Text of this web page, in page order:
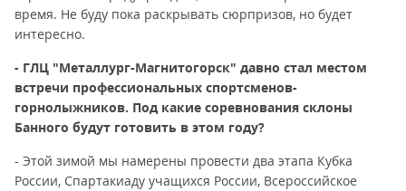
время. Не буду пока раскрывать сюрпризов, но будет
интересно.
- ГЛЦ "Металлург-Магнитогорск" давно стал местом
встречи профессиональных спортсменов-
горнолыжников. Под какие соревнования склоны
Банного будут готовить в этом году?
- Этой зимой мы намерены провести два этапа Кубка
России, Спартакиаду учащихся России, Всероссийское